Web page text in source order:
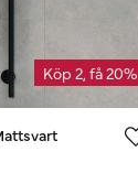
Köp 2, få 20%